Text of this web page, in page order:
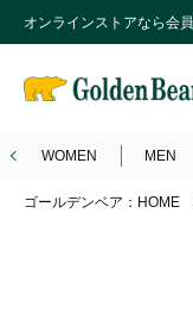
オンラインストアなら会
WOMEN MEN
ゴールデンベア：HOME